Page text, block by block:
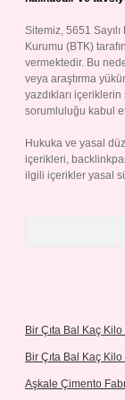
Sitemiz, 5651
Kurumu (BTK)
vermektedir. Bu
veya araştırma
yazdıkları
sorumluluğu kabul
Hukuka ve yasal
içerikleri,
ilgili içerikler yasal
Bir Çıta Bal Kaç
Bir Çıta Bal Kaç
Aşkale Çimento